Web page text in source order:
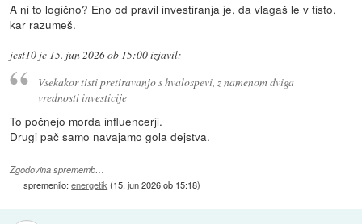
A ni to logično? Eno od pravil investiranja je, da vlagaš le v tisto,
kar razumeš.
jest10 je 15. jun 2026 ob 15:00izjavil:
Vsekakor tisti pretiravanjo s hvalospevi, z namenom dviga
vrednosti investicije
To počnejo morda influencerji.
Drugi pač samo navajamo gola dejstva.
Zgodovina sprememb…
spremenilo:energetik (15. jun 2026 ob 15:18)